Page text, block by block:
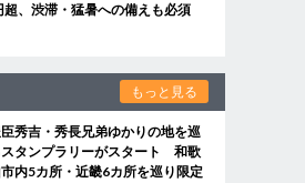
超、渋滞・猛暑への備えも必須
もっと見る
秀吉・秀長兄弟ゆかりの地を巡
スタンプラリーがスタート 和歌
内5カ所・近畿6カ所を巡り限定